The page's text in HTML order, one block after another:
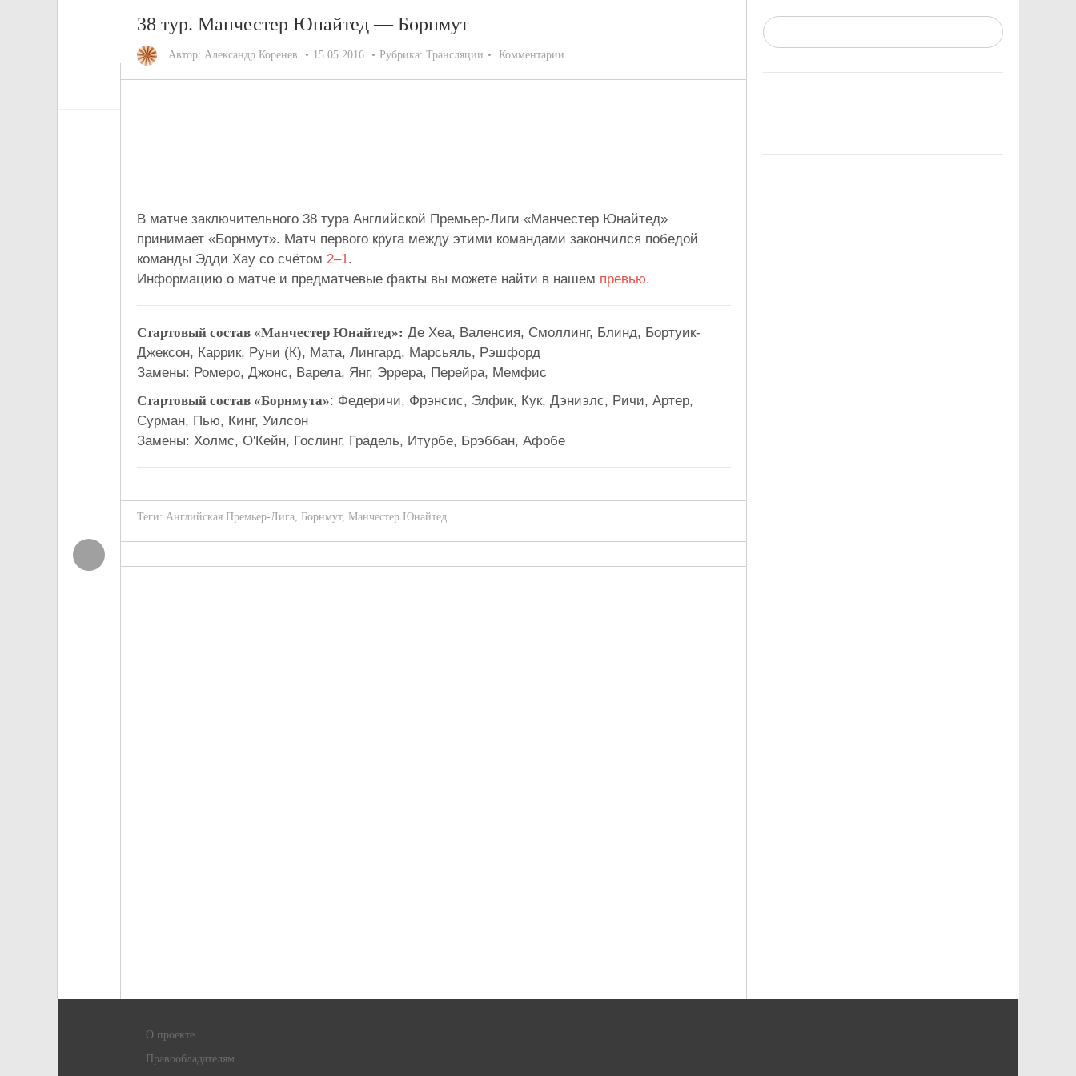
38 тур. Манчестер Юнайтед — Борнмут
Автор: Александр Коренев 15.05.2016 Рубрика: Трансляции Комментарии
В матче заключительного 38 тура Английской Премьер-Лиги «Манчестер Юнайтед»
принимает «Борнмут». Матч первого круга между этими командами закончился победой
команды Эдди Хау со счётом 2–1.
Информацию о матче и предматчевые факты вы можете найти в нашем превью.
Стартовый состав «Манчестер Юнайтед»: Де Хеа, Валенсия, Смоллинг, Блинд, Бортуик-
Джексон, Каррик, Руни (К), Мата, Лингард, Марсьяль, Рэшфорд
Замены: Ромеро, Джонс, Варела, Янг, Эррера, Перейра, Мемфис
Стартовый состав «Борнмута»: Федеричи, Фрэнсис, Элфик, Кук, Дэниэлс, Ричи, Артер,
Сурман, Пью, Кинг, Уилсон
Замены: Холмс, О'Кейн, Гослинг, Градель, Итурбе, Брэббан, Афобе
Теги: Английская Премьер-Лига, Борнмут, Манчестер Юнайтед
О проекте
Правообладателям